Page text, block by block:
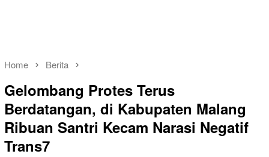
Home Berita
Gelombang Protes Terus
Berdatangan, di Kabupaten Malang
Ribuan Santri Kecam Narasi Negatif
Trans7